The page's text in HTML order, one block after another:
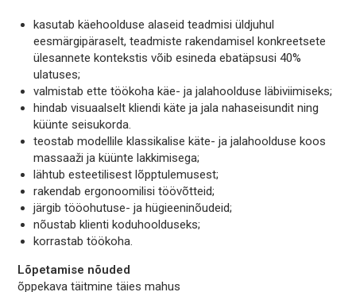
kasutab käehoolduse alaseid teadmisi üldjuhul
eesmärgipäraselt, teadmiste rakendamisel konkreetsete
ülesannete kontekstis võib esineda ebatäpsusi 40%
ulatuses;
valmistab ette töökoha käe- ja jalahoolduse läbiviimiseks;
hindab visuaalselt kliendi käte ja jala nahaseisundit ning
küünte seisukorda.
teostab modellile klassikalise käte- ja jalahoolduse koos
massaaži ja küünte lakkimisega;
lähtub esteetilisest lõpptulemusest;
rakendab ergonoomilisi töövõtteid;
järgib tööohutuse- ja hügieeninõudeid;
nõustab klienti koduhoolduseks;
korrastab töökoha.
Lõpetamise nõuded
õppekava täitmine täies mahus